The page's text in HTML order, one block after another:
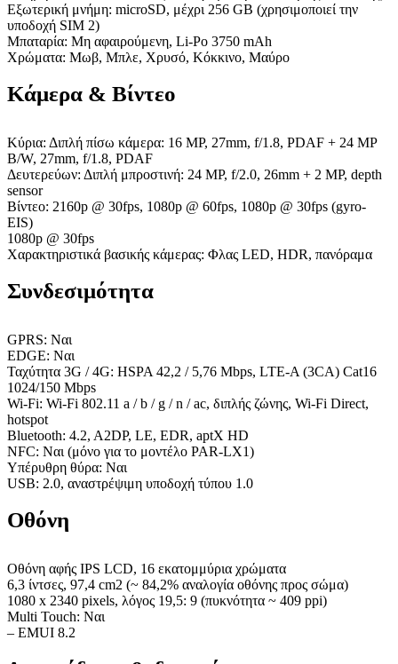
Εξωτερική μνήμη: microSD, μέχρι 256 GB (χρησιμοποιεί την
υποδοχή SIM 2)
Μπαταρία: Μη αφαιρούμενη, Li-Po 3750 mAh
Χρώματα: Μωβ, Μπλε, Χρυσό, Κόκκινο, Μαύρο
Κάμερα & Βίντεο
Κύρια: Διπλή πίσω κάμερα: 16 MP, 27mm, f/1.8, PDAF + 24 MP
B/W, 27mm, f/1.8, PDAF
Δευτερεύων: Διπλή μπροστινή: 24 MP, f/2.0, 26mm + 2 MP, depth
sensor
Βίντεο: 2160p @ 30fps, 1080p @ 60fps, 1080p @ 30fps (gyro-
EIS)
1080p @ 30fps
Χαρακτηριστικά βασικής κάμερας: Φλας LED, HDR, πανόραμα
Συνδεσιμότητα
GPRS: Ναι
EDGE: Ναι
Ταχύτητα 3G / 4G: HSPA 42,2 / 5,76 Mbps, LTE-A (3CA) Cat16
1024/150 Mbps
Wi-Fi: Wi-Fi 802.11 a / b / g / n / ac, διπλής ζώνης, Wi-Fi Direct,
hotspot
Bluetooth: 4.2, A2DP, LE, EDR, aptX HD
NFC: Ναι (μόνο για το μοντέλο PAR-LX1)
Υπέρυθρη θύρα: Ναι
USB: 2.0, αναστρέψιμη υποδοχή τύπου 1.0
Οθόνη
Οθόνη αφής IPS LCD, 16 εκατομμύρια χρώματα
6,3 ίντσες, 97,4 cm2 (~ 84,2% αναλογία οθόνης προς σώμα)
1080 x 2340 pixels, λόγος 19,5: 9 (πυκνότητα ~ 409 ppi)
Multi Touch: Ναι
– EMUI 8.2